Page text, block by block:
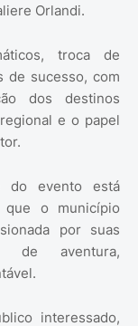
Orlandi.
troca de
de sucesso, com
dos destinos
e o papel
do evento está
que o município
por suas
de aventura,
interessado,